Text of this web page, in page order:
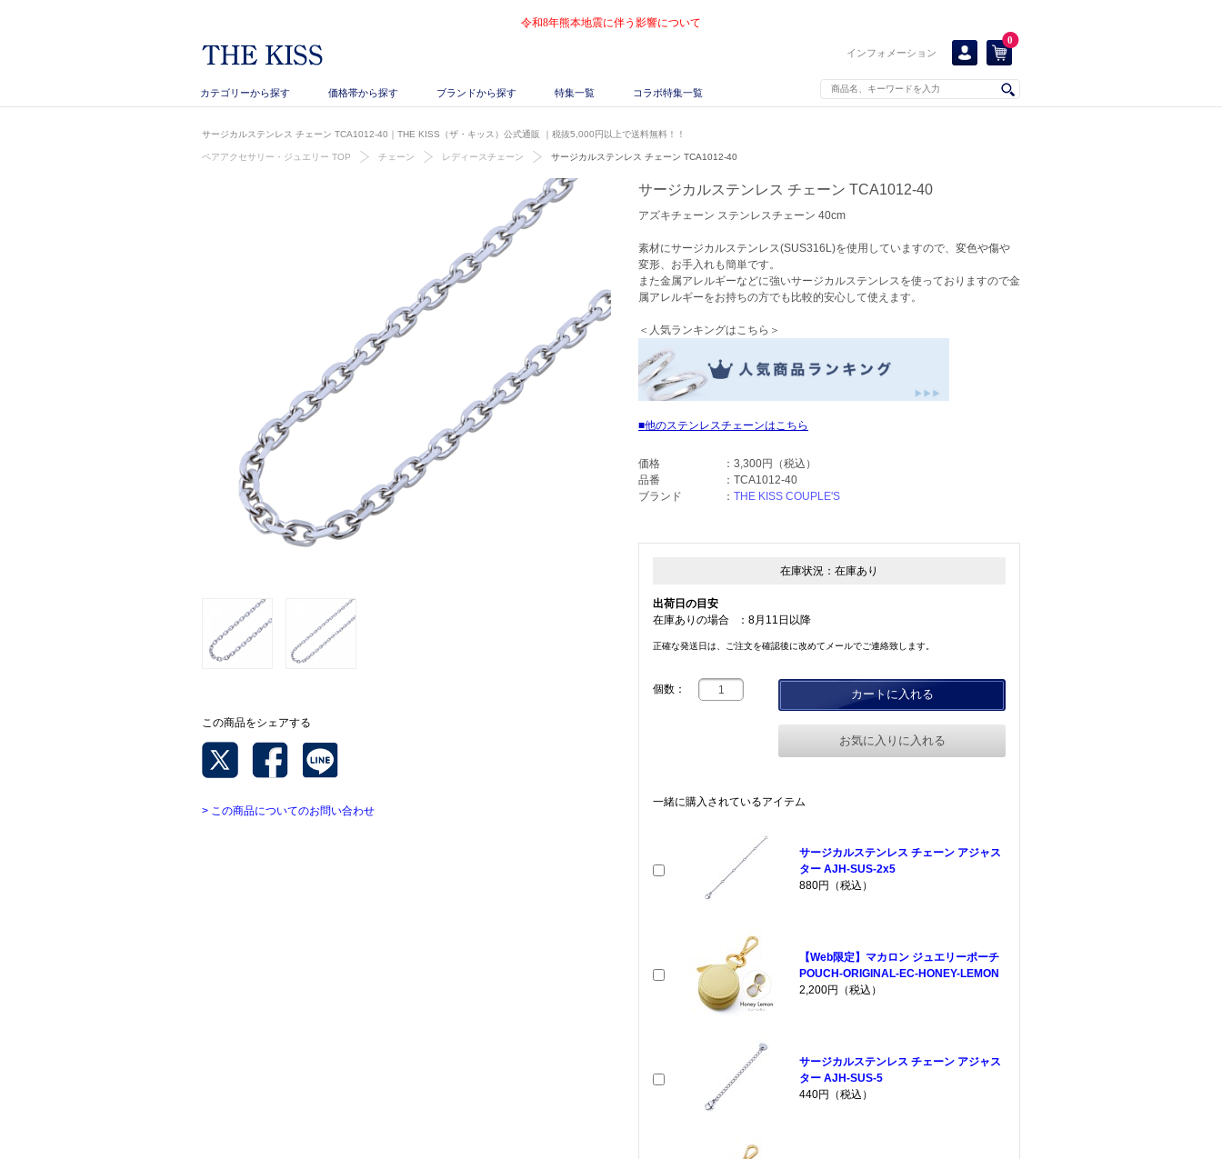
令和8年熊本地震に伴う影響について
インフォメーション
0
カテゴリーから探す 価格帯から探す ブランドから探す 特集一覧 コラボ特集一覧
サージカルステンレス チェーン TCA1012-40｜THE KISS（ザ・キッス）公式通販 ｜税抜5,000円以上で送料無料！！
ペアアクセサリー・ジュエリー TOP チェーン レディースチェーン サージカルステンレス チェーン TCA1012-40
この商品をシェアする
> この商品についてのお問い合わせ
サージカルステンレス チェーン TCA1012-40
アズキチェーン ステンレスチェーン 40cm
素材にサージカルステンレス(SUS316L)を使用していますので、変色や傷や
変形、お手入れも簡単です。
また金属アレルギーなどに強いサージカルステンレスを使っておりますので金
属アレルギーをお持ちの方でも比較的安心して使えます。
＜人気ランキングはこちら＞
他のステンレスチェーンはこちら
価格 ： 3,300円
（税込）
品番
： TCA1012-40
ブランド
： THE KISS COUPLE'S
在庫状況： 在庫あり
出荷日の目安
在庫ありの場合
： 8月11日以降
正確な発送日は、ご注文を確認後に改めてメールでご連絡致します。
個数： カートに入れる
お気に入りに入れる
一緒に購入されているアイテム
サージカルステンレス チェーン アジャス
ター AJH-SUS-2x5
880円（税込）
【Web限定】マカロン ジュエリーポーチ
POUCH-ORIGINAL-EC-HONEY-LEMON
2,200円（税込）
サージカルステンレス チェーン アジャス
ター AJH-SUS-5
440円（税込）